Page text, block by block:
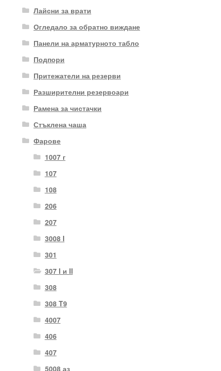
Лайсни за врати
Огледало за обратно виждане
Панели на арматурното табло
Подпори
Притежатели на резерви
Разширителни резервоари
Рамена за чистачки
Стъклена чаша
Фарове
1007 г
107
108
206
207
3008 I
301
307 I и II
308
308 T9
4007
406
407
5008 аз